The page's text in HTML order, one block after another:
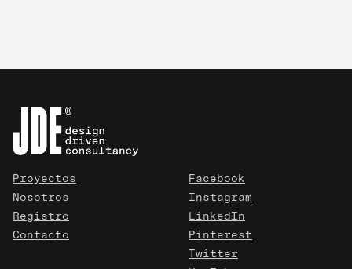
Proyectos
Nosotros
Registro
Contacto
Facebook
Instagram
LinkedIn
Pinterest
Twitter